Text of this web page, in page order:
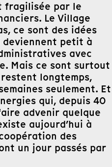
fragilisée par le
Le Village
ce sont des idées
deviennent petit à
avec
Mais ce sont surtout
longtemps,
seulement. Et
qui, depuis 40
advenir quelque
aujourd’hui à
des
un jour passés par